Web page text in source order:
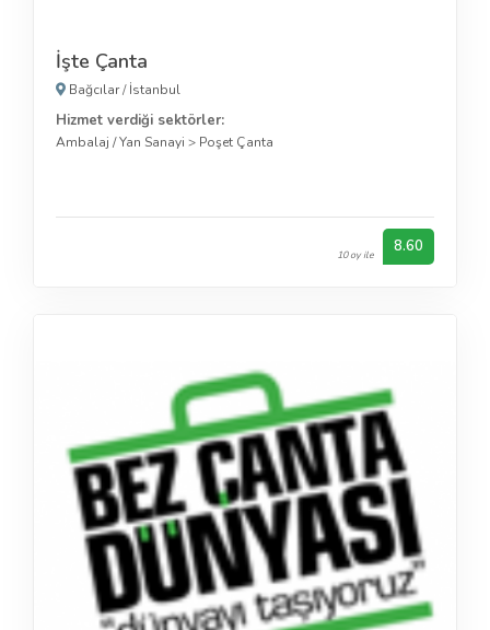
İşte Çanta
Bağcılar/İstanbul
Hizmet verdiği sektörler:
Ambalaj / Yan Sanayi > Poşet Çanta
10 oy ile 8.60